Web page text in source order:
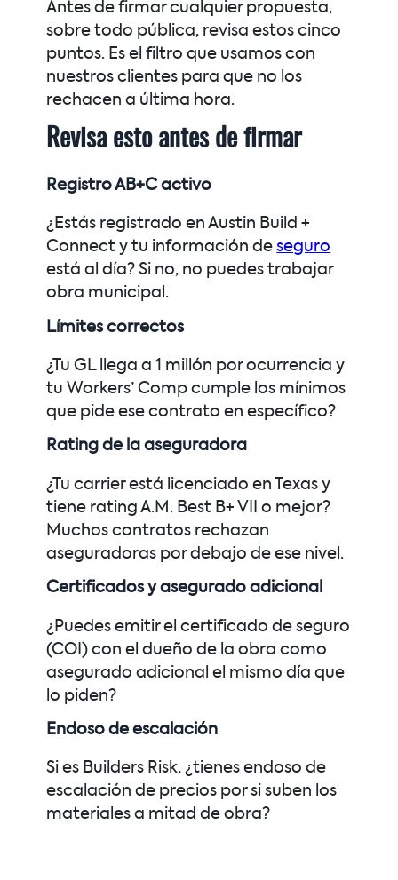
Antes de firmar cualquier propuesta,
sobre todo pública, revisa estos cinco
puntos. Es el filtro que usamos con
nuestros clientes para que no los
rechacen a última hora.
Revisa esto antes de firmar
Registro AB+C activo
¿Estás registrado en Austin Build +
Connect y tu información deseguro
está al día? Si no, no puedes trabajar
obra municipal.
Límites correctos
¿Tu GL llega a 1 millón por ocurrencia y
tu Workers’ Comp cumple los mínimos
que pide ese contrato en específico?
Rating de la aseguradora
¿Tu carrier está licenciado en Texas y
tiene rating A.M. Best B+ VII o mejor?
Muchos contratos rechazan
aseguradoras por debajo de ese nivel.
Certificados y asegurado adicional
¿Puedes emitir el certificado de seguro
(COI) con el dueño de la obra como
asegurado adicional el mismo día que
lo piden?
Endoso de escalación
Si es Builders Risk, ¿tienes endoso de
escalación de precios por si suben los
materiales a mitad de obra?